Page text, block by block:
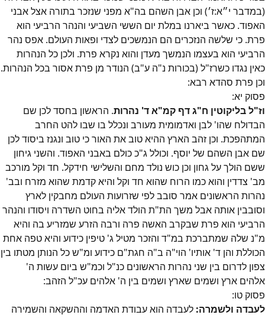
(במדבר י״א:ז׳) וכן אבן השהם בה"א מפני שנזכר בתורה אצל אבני
האפוד. כאשר ביארנו במלת יום הששי השביעי והנהר הרביעי הוא
פרת. כי שלשה הנזכרים הם הנמשכים לצדי ופאות העולם. אפס נהר
הרביעי הוא בעצמו הנמשך מעדן והוא נקרא פרת. ולכן כל הנהרות
כאין נגדו כשרז"ל (בכורות נ"ה ע"ב) הנודר מן פרת אסור בכל הנהרות.
וכן פרת סהדא רבא:
פסוק יא:
וז"ל בליקוטין ח"ג דף קמ"א ד' נהרות. הראשון בחסד לכן שם
הבדולח שהו' לבן ואדמומית מעורב ונכלל בו שבו להט החרב
המתהפכת. וכן זהב הארץ ההיא טוב את האור כי טוב ונגנז ביסוד לכן
שם אבן השהם של יוסף. וכולל ג"כ כולם באבני האפוד. והשני גיחון
ששם הולך על גחון וכן כוש נולד מחם והשלישי חידקל. חד וקל מורכב
מב' צדדין והוא כמו הרוח שהוא חד וקל והיא קדמת שהוא מזרח ובב'
נהרות הראשונים אמר סובב לפי שזרועות העולם מחבקין לארץ
וסובבין אותה אבל משך הת"ת הולד אליה בחוט השדרה ויסודו והנהר
הרביעי הוא פרת שבקרב האשה פרה ורבה הזרע שמזריע בה והיא
מ"נ שלה שמתברכת במ"ד והזכר מטיל ג' טיפין כידוע והיא טפה אחת
הכוללת והן ד' אותיו' הוי"ה ב"ה חגת"ם כידוע ומ"ש כל הנותן מטתו בין
צפון לדרום בין שני נהרות הראשונים כנ"ל וכמ"ש ביום עשות ה'
אלהים ארץ ושמים שארץ ושמים בין ה' אלהים עכ"ל הזהב:
פסוק טו:
לעבדה ולשמרה: לעבדה הוא עבודת האדמה וההשקאה והשמירה